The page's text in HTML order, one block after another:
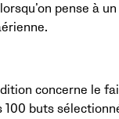
pense à
concerne le
buts